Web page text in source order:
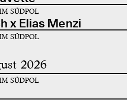
SÜDPOL
x Elias Menzi
SÜDPOL
2026
SÜDPOL